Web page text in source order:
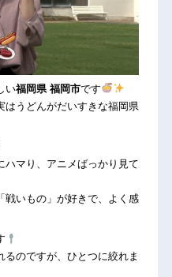
い福岡県 福岡市です
はうどんがだいすきな福岡県
ハマり、アニメばっかり見て
戦いもの」が好きで、よく感
のですが、ひとつに絞れま